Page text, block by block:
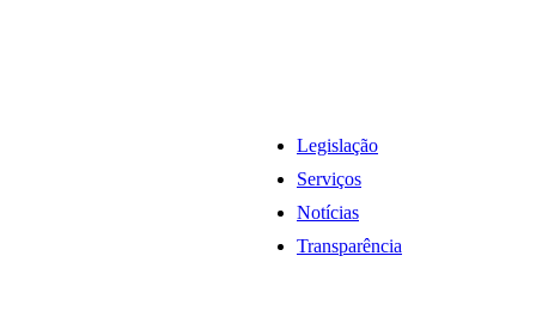
Legislação
Serviços
Notícias
Transparência